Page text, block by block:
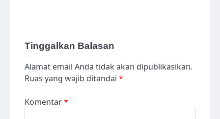
Tinggalkan Balasan
Alamat email Anda tidak akan dipublikasikan.
Ruas yang wajib ditandai *
Komentar*